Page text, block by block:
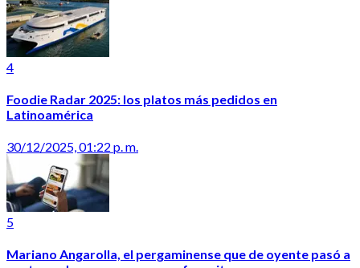
4
Foodie Radar 2025: los platos más pedidos en
Latinoamérica
30/12/2025, 01:22 p. m.
5
Mariano Angarolla, el pergaminense que de oyente pasó a